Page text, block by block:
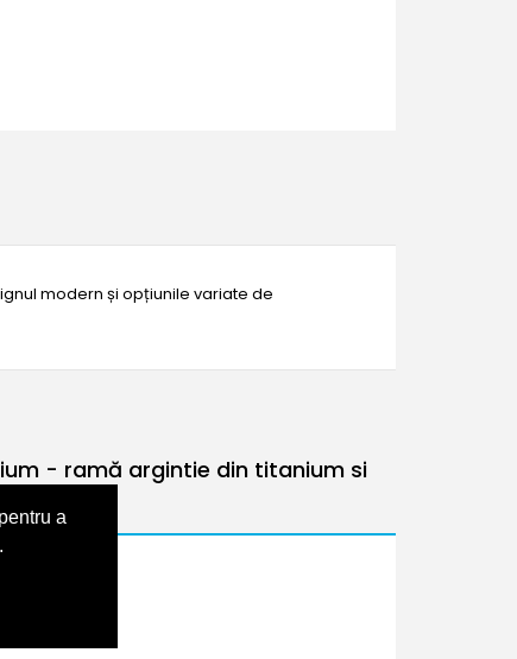
a
modern și opțiunile variate de
- ramă argintie din titanium si